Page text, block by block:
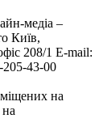
медіа –
Київ,
208/1 E-mail:
43-00
на